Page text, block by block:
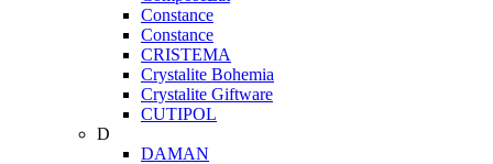
Constance
Constance
CRISTEMA
Crystalite Bohemia
Crystalite Giftware
CUTIPOL
D
DAMAN